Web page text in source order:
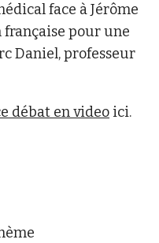
face à Jérôme
pour une
Daniel, professeur
débat en video ici.